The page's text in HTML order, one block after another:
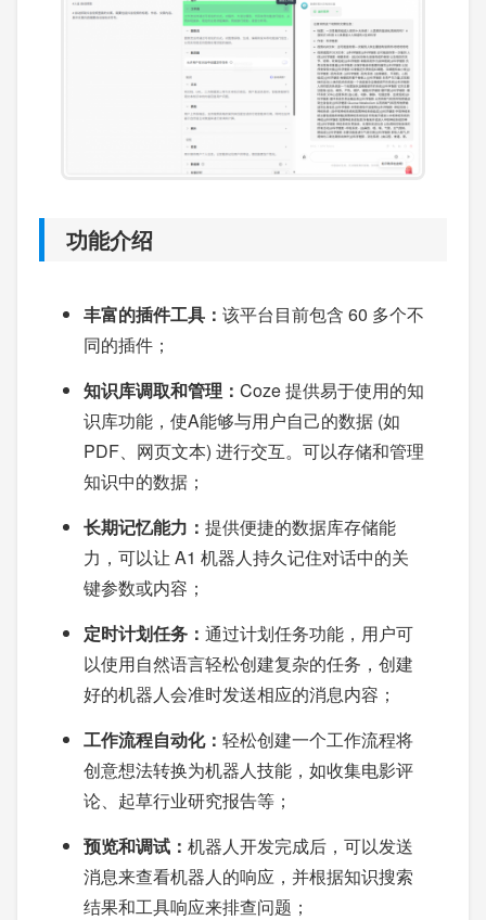
功能介绍
丰富的插件工具： 该平台目前包含 60 多个不
同的插件；
知识库调取和管理： Coze 提供易于使用的知
识库功能，使A能够与用户自己的数据 (如
PDF、网页文本) 进行交互。可以存储和管理
知识中的数据；
长期记忆能力： 提供便捷的数据库存储能
力，可以让 A1 机器人持久记住对话中的关
键参数或内容；
定时计划任务： 通过计划任务功能，用户可
以使用自然语言轻松创建复杂的任务，创建
好的机器人会准时发送相应的消息内容；
工作流程自动化： 轻松创建一个工作流程将
创意想法转换为机器人技能，如收集电影评
论、起草行业研究报告等；
预览和调试： 机器人开发完成后，可以发送
消息来查看机器人的响应，并根据知识搜索
结果和工具响应来排查问题；